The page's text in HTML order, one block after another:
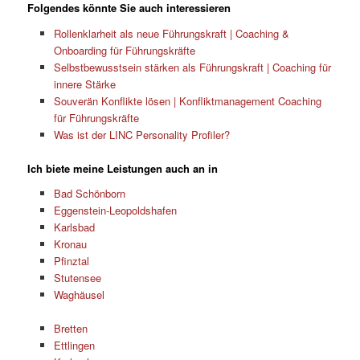
Folgendes könnte Sie auch interessieren
Rollenklarheit als neue Führungskraft | Coaching &
Onboarding für Führungskräfte
Selbstbewusstsein stärken als Führungskraft | Coaching für
innere Stärke
Souverän Konflikte lösen | Konfliktmanagement Coaching
für Führungskräfte
Was ist der LINC Personality Profiler?
Ich biete meine Leistungen auch an in
Bad Schönborn
Eggenstein-Leopoldshafen
Karlsbad
Kronau
Pfinztal
Stutensee
Waghäusel
Bretten
Ettlingen